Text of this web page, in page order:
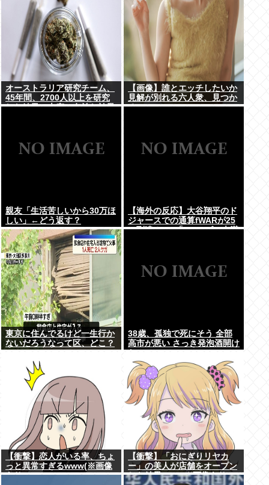
オーストラリア研究チーム、
45年間、2700人以上を研究
した結果。大麻に有益な効果
【画像】誰とエッチしたいか
見解が別れる六人衆、見つか
るwww
親友「生活苦しいから30万ほ
しい」←どう返す？
【海外の反応】大谷翔平のド
ジャースでの通算fWARが25
に到達！ → 「3シーズン未満
なるのか楽しみ」
東京に住んでるけど一生行か
ないだろうなって区、どこ？
38歳、孤独で死にそう 全部
高市が悪い さっき発泡酒開け
【衝撃】恋人がいる率、ちょ
っと異常すぎるwww(※画像
あり)
【衝撃】「おにぎりリヤカ
ー」の美人が店舗をオープン
した結果www(※画像あり)